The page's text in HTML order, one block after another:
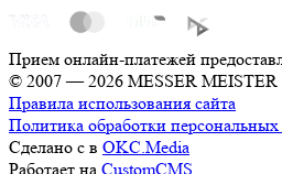
Прием онлайн-платежей
© 2007 — 2026 MESSER MEISTER
Правила использования сайта
Политика обработки
Сделано с в OKC.Media
Работает на CustomCMS